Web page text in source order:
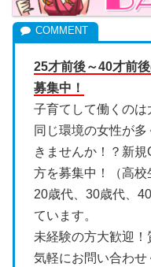
25才前後～40才前
募集中！
子育てして働くのは
同じ環境の女性が
きませんか！？新
方を募集中！（高校
20歳代、30歳代、
ています。
未経験の方大歓迎
気軽にお問い合わせ